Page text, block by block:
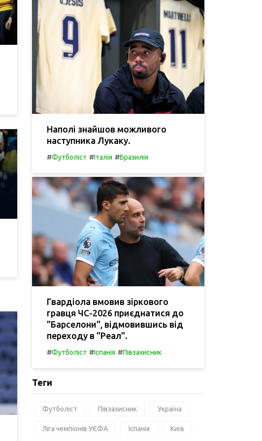
Наполі знайшов можливого
наступника Лукаку.
#Футболіст #Італія #Бразилія
Гвардіола вмовив зіркового
гравця ЧС-2026 приєднатися до
"Барселони", відмовившись від
переходу в "Реал".
#Футболіст #Іспанія #Півзахисник
Теги
Футболіст Півзахисник Україна
Ліга чемпіонів УЄФА Іспанія Київ